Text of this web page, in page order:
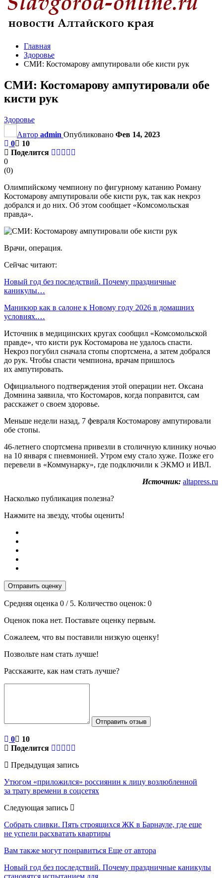
Главная
Здоровье
СМИ: Костомарову ампутировали обе кисти рук
СМИ: Костомарову ампутировали обе
кисти рук
Здоровье
Автор admin Опубликовано Фев 14, 2023
0
10
Поделится
0
(0)
Олимпийскому чемпиону по фигурному катанию Роману
Костомарову ампутировали обе кисти рук, так как некроз
добрался и до них. Об этом сообщает «Комсомольская
правда».
Врачи, операция.
Сейчас читают:
Новый год без последствий. Почему праздничные
каникулы…
Маникюр как в салоне к Новому году 2026 в домашних
условиях.…
Источник в медицинских кругах сообщил «Комсомольской
правде», что кисти рук Костомарова не удалось спасти.
Некроз погубил сначала стопы спортсмена, а затем добрался
до рук. Чтобы спасти чемпиона, врачам пришлось
их ампутировать.
Официального подтверждения этой операции нет. Оксана
Домнина заявила, что Костомаров, когда поправится, сам
расскажет о своем здоровье.
Меньше недели назад, 7 февраля Костомарову ампутировали
обе стопы.
46-летнего cпортcмена привезли в столичную клинику ночью
на 10 января с пневмонией. Утром ему cтало хуже. Позже его
перевели в «Коммунарку», где подключили к ЭКМО и ИВЛ.
Источник: altapress.ru
Насколько публикация полезна?
Нажмите на звезду, чтобы оценить!
Отправить оценку
Средняя оценка 0 / 5. Количество оценок: 0
Оценок пока нет. Поставьте оценку первым.
Сожалеем, что вы поставили низкую оценку!
Позвольте нам стать лучше!
Расскажите, как нам стать лучше?
Отправить отзыв
0
10
Поделится
Предыдущая запись
Утюгом «приложился» россиянин к лицу возлюбленной
за трату времени в соцсетях
Следующая запись
Собрать сливки. Пять строящихся ЖК в Барнауле, где еще
не успели расхватать квартиры
Вам также могут понравиться Еще от автора
Новый год без последствий. Почему праздничные каникулы
становятся испытанием для…